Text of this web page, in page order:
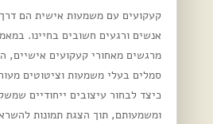
קעקועים עם משמעות אישית הם דרך
אנשים ורגעים חשובים בחיינו.
מרגשים מאחורי קעקועים אישיים,
סמלים בעלי משמעות וציטוטים
כיצד לבחור עיצובים ייחודיים
ומשמעותם, תוך הצגת תמונות